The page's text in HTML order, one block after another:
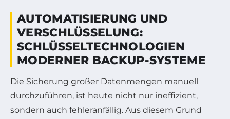
AUTOMATISIERUNG UND
VERSCHLÜSSELUNG:
SCHLÜSSELTECHNOLOGIEN
MODERNER BACKUP-SYSTEME
Die Sicherung großer Datenmengen manuell
durchzuführen, ist heute nicht nur ineffizient,
sondern auch fehleranfällig. Aus diesem Grund